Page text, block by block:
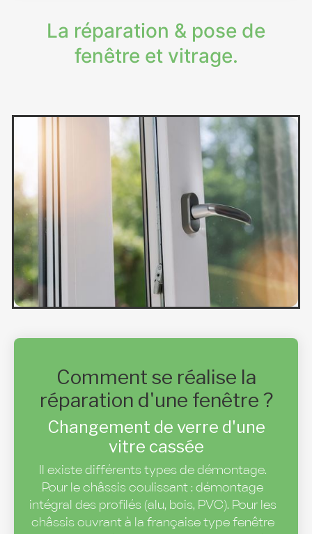
La réparation & pose de
fenêtre et vitrage.
Comment se réalise la
réparation d'une fenêtre ?
Changement de verre d'une
vitre cassée
Il existe différents types de démontage.
Pour le châssis coulissant : démontage
intégral des profilés (alu, bois, PVC). Pour les
châssis ouvrant à la française type fenêtre